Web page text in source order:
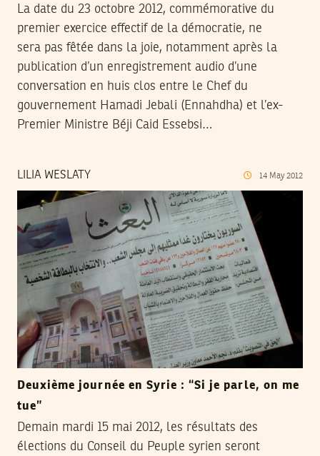
La date du 23 octobre 2012, commémorative du
premier exercice effectif de la démocratie, ne
sera pas fêtée dans la joie, notamment après la
publication d’un enregistrement audio d’une
conversation en huis clos entre le Chef du
gouvernement Hamadi Jebali (Ennahdha) et l’ex-
Premier Ministre Béji Caid Essebsi…
LILIA WESLATY 14 May 2012
Deuxième journée en Syrie : “Si je parle, on me
tue”
Demain mardi 15 mai 2012, les résultats des
élections du Conseil du Peuple syrien seront